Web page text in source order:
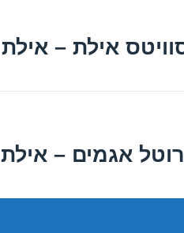
אילת – אילת 09/02/2017
– אילת 16/02/2017